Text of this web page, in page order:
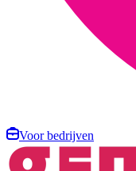
Voor bedrijven